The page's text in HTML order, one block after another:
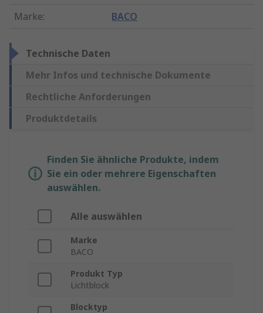
Marke: BACO
Technische Daten
Mehr Infos und technische Dokumente
Rechtliche Anforderungen
Produktdetails
Finden Sie ähnliche Produkte, indem
Sie ein oder mehrere Eigenschaften
auswählen.
Alle auswählen
Marke
BACO
Produkt Typ
Lichtblock
Blocktyp